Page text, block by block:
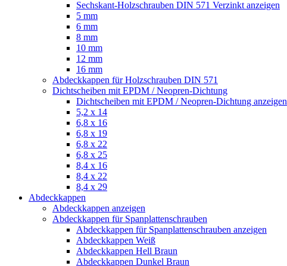
Sechskant-Holzschrauben DIN 571 Verzinkt anzeigen
5 mm
6 mm
8 mm
10 mm
12 mm
16 mm
Abdeckkappen für Holzschrauben DIN 571
Dichtscheiben mit EPDM / Neopren-Dichtung
Dichtscheiben mit EPDM / Neopren-Dichtung anzeigen
5,2 x 14
6,8 x 16
6,8 x 19
6,8 x 22
6,8 x 25
8,4 x 16
8,4 x 22
8,4 x 29
Abdeckkappen
Abdeckkappen anzeigen
Abdeckkappen für Spanplattenschrauben
Abdeckkappen für Spanplattenschrauben anzeigen
Abdeckkappen Weiß
Abdeckkappen Hell Braun
Abdeckkappen Dunkel Braun